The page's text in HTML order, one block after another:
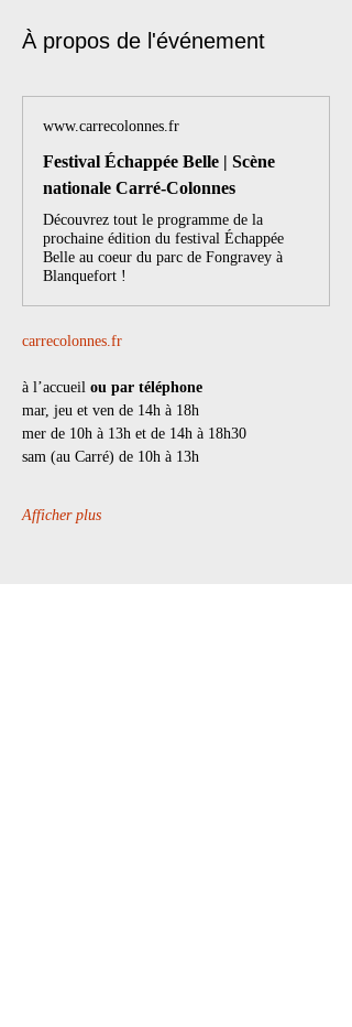
À propos de l'événement
www.carrecolonnes.fr
Festival Échappée Belle | Scène
nationale Carré-Colonnes
Découvrez tout le programme de la
prochaine édition du festival Échappée
Belle au coeur du parc de Fongravey à
Blanquefort !
carrecolonnes.fr
à l’accueil ou par téléphone
mar, jeu et ven de 14h à 18h
mer de 10h à 13h et de 14h à 18h30
sam (au Carré) de 10h à 13h
Afficher plus